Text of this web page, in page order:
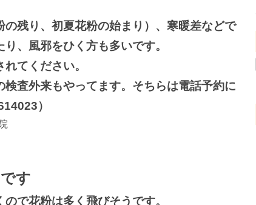
の残り、初夏花粉の始まり）、寒暖差などで
、風邪をひく方も多いです。
てください。
検査外来もやってます。そちらは電話予約に
）
す
で花粉は多く飛びそうです。